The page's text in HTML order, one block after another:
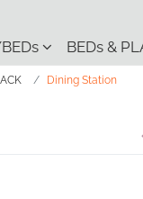
BEDs &
Dining Station